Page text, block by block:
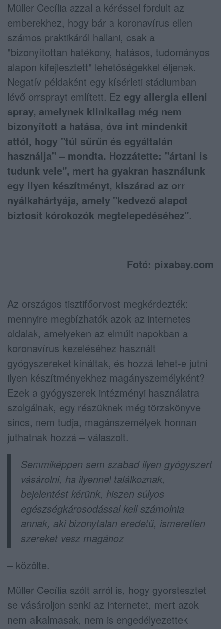
Müller Cecília azzal a kéréssel fordult az
emberekhez, hogy bár a koronavírus ellen
számos praktikáról hallani, csak a
"bizonyítottan hatékony, hatásos, tudományos
alapon kifejlesztett" lehetőségekkel éljenek.
Negatív példaként egy kísérleti stádiumban
lévő orrsprayt említett. Ez egy allergia elleni
spray, amelynek klinikailag még nem
bizonyított a hatása, óva int mindenkit
attól, hogy "túl sűrűn és egyáltalán
használja" – mondta. Hozzátette: "ártani is
tudunk vele", mert ha gyakran használunk
egy ilyen készítményt, kiszárad az orr
nyálkahártyája, amely "kedvező alapot
biztosít kórokozók megtelepedéséhez".
Fotó: pixabay.com
Az országos tisztifőorvost megkérdezték:
mennyire megbízhatók azok az internetes
oldalak, amelyeken az elmúlt napokban a
koronavírus kezeléséhez használt
gyógyszereket kínáltak, és hozzá lehet-e jutni
ilyen készítményekhez magányszemélyként?
Ezek a gyógyszerek intézményi használatra
szolgálnak, egy részüknek még törzskönyve
sincs, nem tudja, magánszemélyek honnan
juthatnak hozzá – válaszolt.
Semmiképpen sem szabad ilyen gyógyszert
vásárolni, ha ilyennel találkoznak,
bejelentést kérünk, hiszen súlyos
egészségkárosodással kell számolnia
annak, aki bizonytalan eredetű, ismeretlen
szereket vesz magához
– közölte.
Müller Cecília szólt arról is, hogy gyorstesztet
se vásároljon senki az internetet, mert azok
nem alkalmasak, nem is engedélyezettek